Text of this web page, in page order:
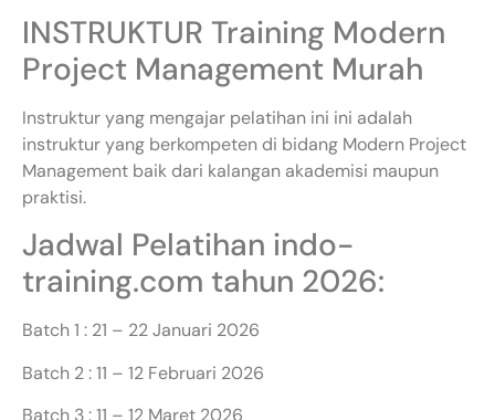
INSTRUKTUR Training Modern
Project Management Murah
Instruktur yang mengajar pelatihan ini ini adalah
instruktur yang berkompeten di bidang Modern Project
Management baik dari kalangan akademisi maupun
praktisi.
Jadwal Pelatihan indo-
training.com tahun 2026:
Batch 1 : 21 – 22 Januari 2026
Batch 2 : 11 – 12 Februari 2026
Batch 3 : 11 – 12 Maret 2026